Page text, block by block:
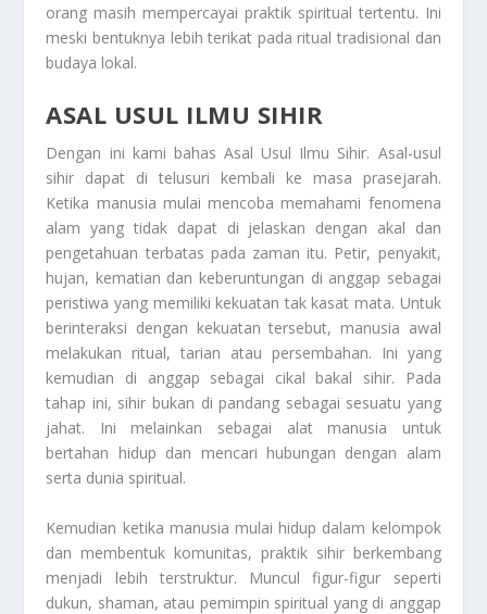
orang masih mempercayai praktik spiritual tertentu. Ini
meski bentuknya lebih terikat pada ritual tradisional dan
budaya lokal.
ASAL USUL ILMU SIHIR
Dengan ini kami bahas Asal Usul Ilmu Sihir. Asal-usul
sihir dapat di telusuri kembali ke masa prasejarah.
Ketika manusia mulai mencoba memahami fenomena
alam yang tidak dapat di jelaskan dengan akal dan
pengetahuan terbatas pada zaman itu. Petir, penyakit,
hujan, kematian dan keberuntungan di anggap sebagai
peristiwa yang memiliki kekuatan tak kasat mata. Untuk
berinteraksi dengan kekuatan tersebut, manusia awal
melakukan ritual, tarian atau persembahan. Ini yang
kemudian di anggap sebagai cikal bakal sihir. Pada
tahap ini, sihir bukan di pandang sebagai sesuatu yang
jahat. Ini melainkan sebagai alat manusia untuk
bertahan hidup dan mencari hubungan dengan alam
serta dunia spiritual.
Kemudian ketika manusia mulai hidup dalam kelompok
dan membentuk komunitas, praktik sihir berkembang
menjadi lebih terstruktur. Muncul figur-figur seperti
dukun, shaman, atau pemimpin spiritual yang di anggap